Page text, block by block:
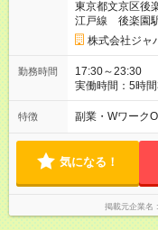
じです。
東京都文京区後
江戸線 後楽
分）株式会社ジャ
勤務時間
17:30～23:30
実働時間：5時
以上勤務できる
歓迎 ※1日4時間
さい。 ※残業代
特徴 副業・Wワーク
気になる！
掲載元企業名